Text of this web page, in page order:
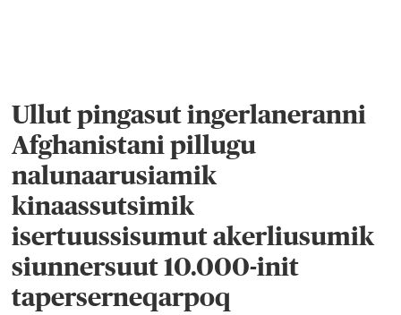
Ullut pingasut ingerlaneranni
Afghanistani pillugu
nalunaarusiamik
kinaassutsimik
isertuussisumut akerliusumik
siunnersuut 10.000-init
taperserneqarpoq